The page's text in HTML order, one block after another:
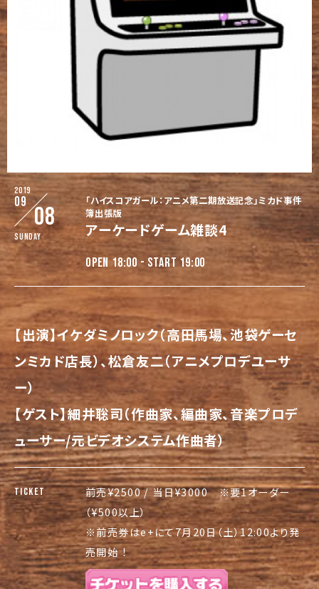
2019
09
08
Sunday
「ハイスコアガール：アニメ第二期放送記念」ミカド事件
簿出張版
アーケードゲーム雑談4
OPEN 18:00 - START 19:00
【出演】イケダミノロック（高田馬場、池袋ゲーセ
ンミカド店長）、松倉友二（アニメプロデユーサ
ー）
【ゲスト】細井聡司（作曲家、編曲家、音楽プロデ
ューサー/元ビデオシステム作曲者）
TICKET
前売¥2500 / 当日¥3000 ※要1オーダー
（¥500以上）
※前売券はe+にて7月20日（土）12:00より発
売開始 ！